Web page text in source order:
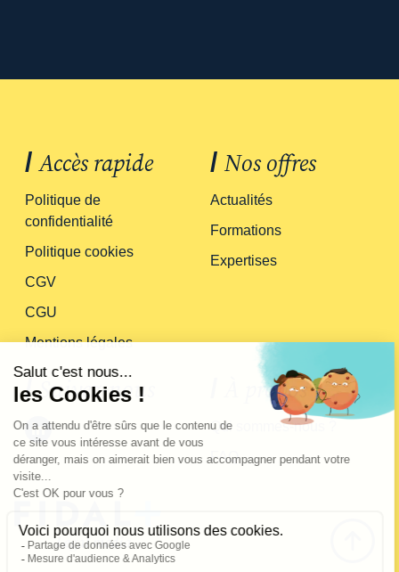
/ Accès rapide
Politique de
confidentialité
Politique cookies
CGV
CGU
Mentions légales
/ Nos offres
Actualités
Formations
Expertises
/Suivez-nous À propos
Qui sommes-nous ?
FAQ